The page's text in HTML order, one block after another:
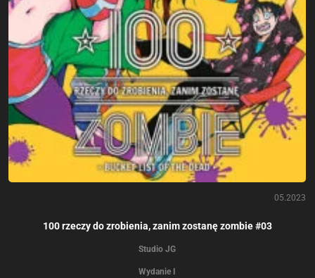
05.2023
100 rzeczy do zrobienia, zanim zostanę zombie #03
Studio JG
Wydanie I